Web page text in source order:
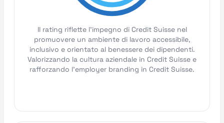
Il rating riflette l'impegno di Credit Suisse nel
promuovere un ambiente di lavoro accessibile,
inclusivo e orientato al benessere dei dipendenti.
Valorizzando la cultura aziendale in Credit Suisse e
rafforzando l'employer branding in Credit Suisse.